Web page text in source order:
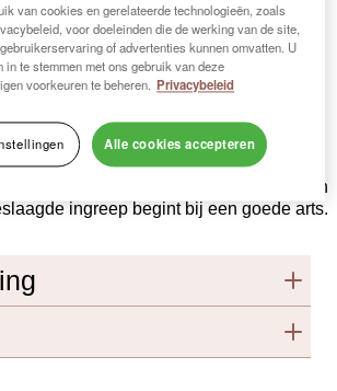
mooier maken kan lelijk uitpakken. Een
ingreep begint bij een goede arts.
van cookies en gerelateerde technologieën, zoals
voor doeleinden die de werking van de site,
of advertenties kunnen omvatten. U
in te stemmen met ons gebruik van deze
voorkeuren te beheren. Privacybeleid
Alle cookies accepteren